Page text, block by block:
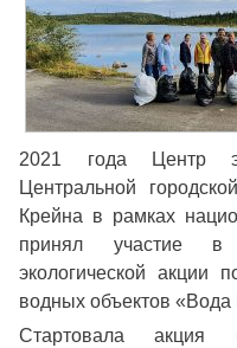
2021 года Центр
Центральной
Крейна в рамках
принял участие в
экологической акции
водных объектов «Вода
Стартовала акция